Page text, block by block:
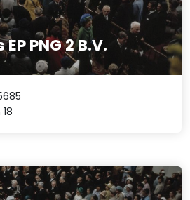
PNG 2 B.V.